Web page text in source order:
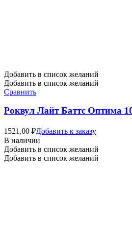
Добавить в список желаний
Добавить в список желаний
Сравнить
Роквул Лайт Баттс Оптима
1521,00 ₽Добавить к заказу
В наличии
Добавить в список желаний
Добавить в список желаний